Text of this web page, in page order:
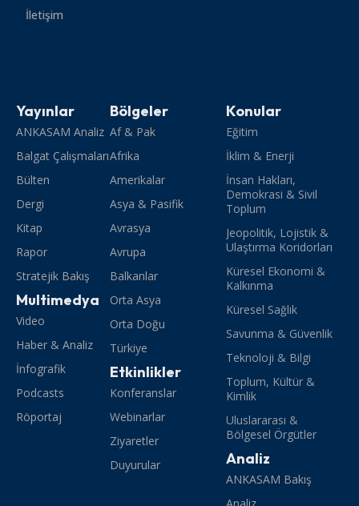
İletişim
Yayınlar
ANKASAM Analiz
Balgat Çalışmaları
Bülten
Dergi
Kitap
Rapor
Stratejik Bakış
Multimedya
Video
Haber & Analiz
İnfografik
Podcasts
Röportaj
Bölgeler
Af & Pak
Afrika
Amerikalar
Asya & Pasifik
Avrasya
Avrupa
Balkanlar
Orta Asya
Orta Doğu
Türkiye
Etkinlikler
Konferanslar
Webinarlar
Ziyaretler
Duyurular
Konular
Eğitim
İklim & Enerji
İnsan Hakları,
Demokrasi & Sivil
Toplum
Jeopolitik, Lojistik &
Ulaştırma Koridorları
Küresel Ekonomi &
Kalkınma
Küresel Sağlık
Savunma & Güvenlik
Teknoloji & Bilgi
Toplum, Kültür &
Kimlik
Uluslararası &
Bölgesel Örgütler
Analiz
ANKASAM Bakış
Analiz